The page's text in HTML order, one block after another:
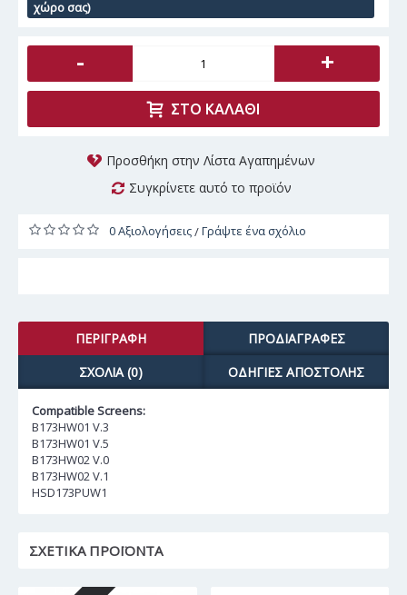
χώρο σας)
- +
ΣΤΟ ΚΑΛΆΘΙ
Προσθήκη στην Λίστα Αγαπημένων
Συγκρίνετε αυτό το προϊόν
0 Αξιολογήσεις/Γράψτε ένα σχόλιο
ΠΕΡΙΓΡΑΦΉ
ΠΡΟΔΙΑΓΡΑΦΈΣ
ΣΧΌΛΙΑ (0)
ΟΔΗΓΊΕΣ ΑΠΟΣΤΟΛΉΣ
Compatible Screens:
B173HW01 V.3
B173HW01 V.5
B173HW02 V.0
B173HW02 V.1
HSD173PUW1
ΣΧΕΤΙΚΆ ΠΡΟΪΌΝΤΑ